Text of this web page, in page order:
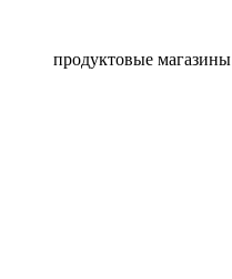
продуктовые магазины